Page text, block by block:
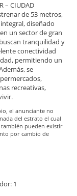
– CIUDAD
de 53 metros,
diseñado
un sector de gran
tranquilidad y
conectividad
permitiendo un
se
recreativas,
el anunciante no
del estrato el cual
pueden existir
por cambio de
1